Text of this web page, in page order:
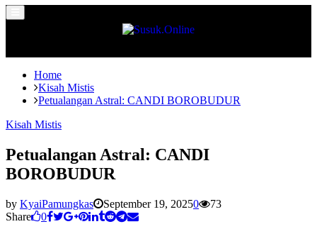
Menu
Home
Kisah Mistis
Petualangan Astral: CANDI BOROBUDUR
Kisah Mistis
Petualangan Astral: CANDI
BOROBUDUR
by KyaiPamungkas September 19, 20250
73
Share
0